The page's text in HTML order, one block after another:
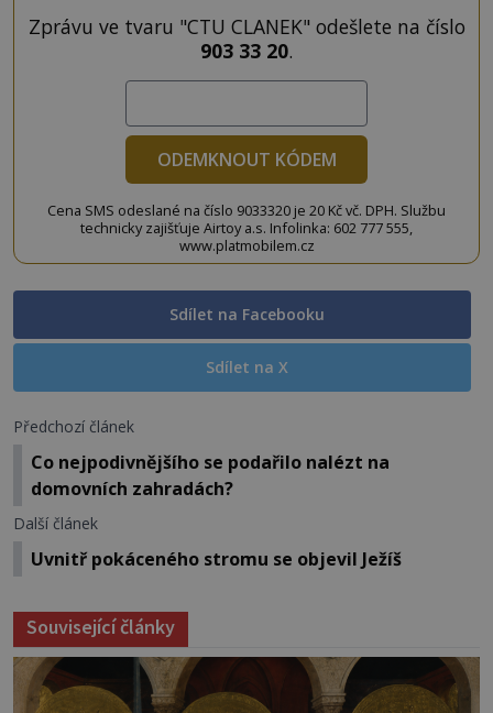
Zprávu ve tvaru "CTU CLANEK" odešlete na číslo
903 33 20.
ODEMKNOUT KÓDEM
Cena SMS odeslané na číslo 9033320 je 20 Kč vč. DPH. Službu
technicky zajišťuje Airtoy a.s. Infolinka: 602 777 555,
www.platmobilem.cz
Sdílet na Facebooku
Sdílet na X
Předchozí článek
Co nejpodivnějšího se podařilo nalézt na
domovních zahradách?
Další článek
Uvnitř pokáceného stromu se objevil Ježíš
Související články